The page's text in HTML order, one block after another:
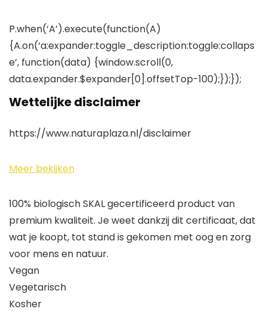
P.when(‘A’).execute(function(A)
{A.on(‘a:expander:toggle_description:toggle:collaps
e’, function(data) {window.scroll(0,
data.expander.$expander[0].offsetTop-100);});});
Wettelijke disclaimer
https://www.naturaplaza.nl/disclaimer
Meer bekijken
100% biologisch SKAL gecertificeerd product van
premium kwaliteit. Je weet dankzij dit certificaat, dat
wat je koopt, tot stand is gekomen met oog en zorg
voor mens en natuur.
Vegan
Vegetarisch
Kosher